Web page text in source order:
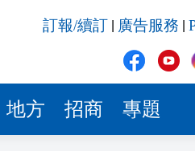
訂報/續訂 廣告服務
地方 招商 專題
20:42
20:41